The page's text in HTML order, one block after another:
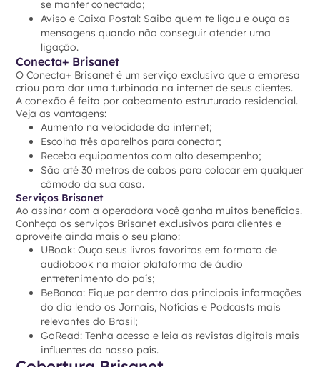
se manter conectado;
Aviso e Caixa Postal: Saiba quem te ligou e ouça as
mensagens quando não conseguir atender uma
ligação.
Conecta+ Brisanet
O Conecta+ Brisanet é um serviço exclusivo que a empresa
criou para dar uma turbinada na internet de seus clientes.
A conexão é feita por cabeamento estruturado residencial.
Veja as vantagens:
Aumento na velocidade da internet;
Escolha três aparelhos para conectar;
Receba equipamentos com alto desempenho;
São até 30 metros de cabos para colocar em qualquer
cômodo da sua casa.
Serviços Brisanet
Ao assinar com a operadora você ganha muitos benefícios.
Conheça os serviços Brisanet exclusivos para clientes e
aproveite ainda mais o seu plano:
UBook: Ouça seus livros favoritos em formato de
audiobook na maior plataforma de áudio
entretenimento do país;
BeBanca: Fique por dentro das principais informações
do dia lendo os Jornais, Notícias e Podcasts mais
relevantes do Brasil;
GoRead: Tenha acesso e leia as revistas digitais mais
influentes do nosso país.